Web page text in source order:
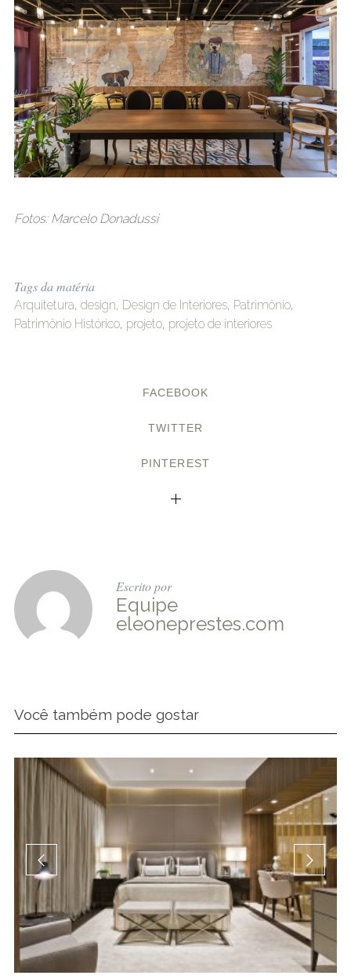
Fotos: Marcelo Donadussi
Tags da matéria
Arquitetura, design, Design de Interiores, Patrimônio,
Patrimônio Histórico, projeto, projeto de interiores
FACEBOOK
TWITTER
PINTEREST
Escrito por
Equipe
eleoneprestes.com
Você também pode gostar